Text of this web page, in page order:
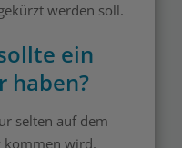
werden soll.
ein
haben?
selten auf dem
kommen wird,